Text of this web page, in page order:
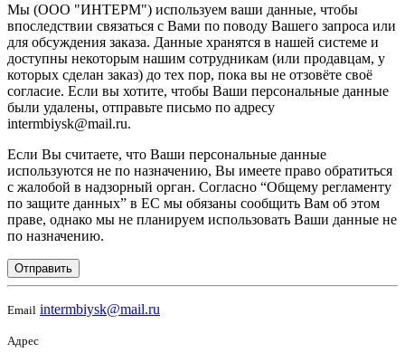
Мы (ООО "ИНТЕРМ") используем ваши данные, чтобы
впоследствии связаться с Вами по поводу Вашего запроса или
для обсуждения заказа. Данные хранятся в нашей системе и
доступны некоторым нашим сотрудникам (или продавцам, у
которых сделан заказ) до тех пор, пока вы не отзовёте своё
согласие. Если вы хотите, чтобы Ваши персональные данные
были удалены, отправьте письмо по адресу
intermbiysk@mail.ru.
Если Вы считаете, что Ваши персональные данные
используются не по назначению, Вы имеете право обратиться
с жалобой в надзорный орган. Согласно “Общему регламенту
по защите данных” в ЕС мы обязаны сообщить Вам об этом
праве, однако мы не планируем использовать Ваши данные не
по назначению.
Отправить
Email intermbiysk@mail.ru
Адрес